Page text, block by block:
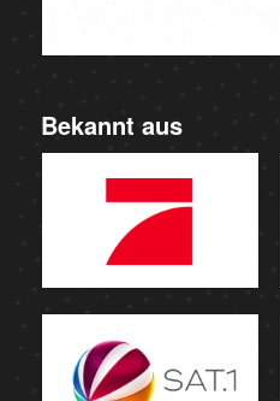
Bekannt aus